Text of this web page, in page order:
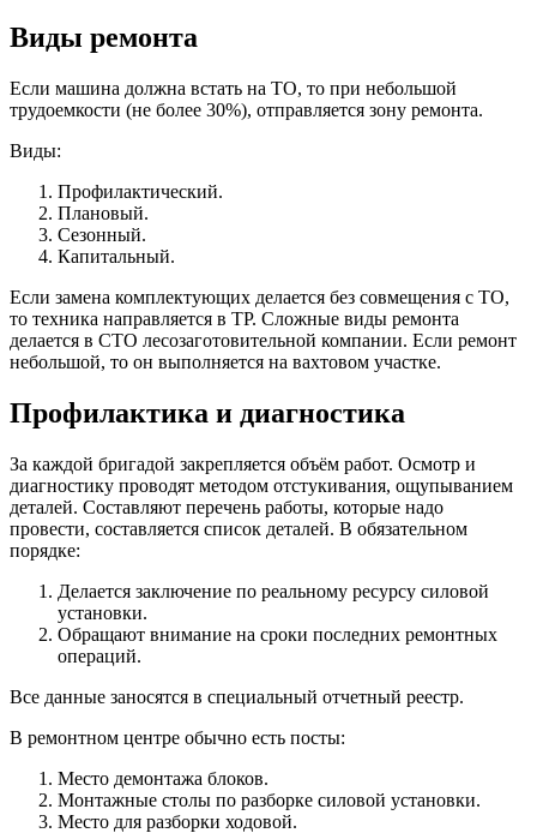
Виды ремонта
Если машина должна встать на ТО, то при небольшой
трудоемкости (не более 30%), отправляется зону ремонта.
Виды:
Профилактический.
Плановый.
Сезонный.
Капитальный.
Если замена комплектующих делается без совмещения с ТО,
то техника направляется в ТР. Сложные виды ремонта
делается в СТО лесозаготовительной компании. Если ремонт
небольшой, то он выполняется на вахтовом участке.
Профилактика и диагностика
За каждой бригадой закрепляется объём работ. Осмотр и
диагностику проводят методом отстукивания, ощупыванием
деталей. Составляют перечень работы, которые надо
провести, составляется список деталей. В обязательном
порядке:
Делается заключение по реальному ресурсу силовой
установки.
Обращают внимание на сроки последних ремонтных
операций.
Все данные заносятся в специальный отчетный реестр.
В ремонтном центре обычно есть посты:
Место демонтажа блоков.
Монтажные столы по разборке силовой установки.
Место для разборки ходовой.